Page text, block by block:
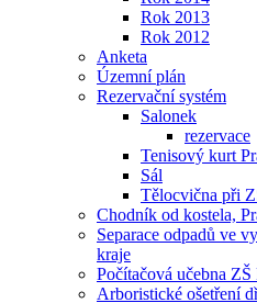
Rok 2013
Rok 2012
Anketa
Územní plán
Rezervační systém
Salonek
rezervace
Tenisový kurt
Sál
Tělocvična při
Chodník od kostela,
Separace odpadů ve
kraje
Počítačová učebna ZŠ
Arboristické ošetření